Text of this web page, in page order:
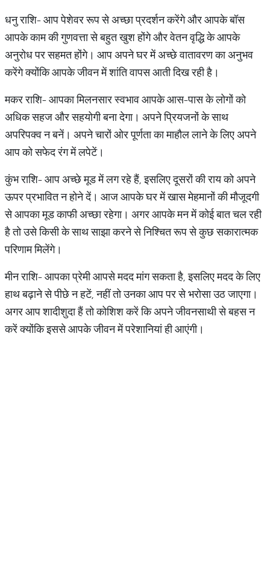
धनु राशि- आप पेशेवर रूप से अच्छा प्रदर्शन करेंगे और आपके बॉस
आपके काम की गुणवत्ता से बहुत खुश होंगे और वेतन वृद्धि के आपके
अनुरोध पर सहमत होंगे। आप अपने घर में अच्छे वातावरण का अनुभव
करेंगे क्योंकि आपके जीवन में शांति वापस आती दिख रही है।
मकर राशि- आपका मिलनसार स्वभाव आपके आस-पास के लोगों को
अधिक सहज और सहयोगी बना देगा। अपने प्रियजनों के साथ
अपरिपक्व न बनें। अपने चारों ओर पूर्णता का माहौल लाने के लिए अपने
आप को सफेद रंग में लपेटें।
कुंभ राशि- आप अच्छे मूड में लग रहे हैं, इसलिए दूसरों की राय को अपने
ऊपर प्रभावित न होने दें। आज आपके घर में खास मेहमानों की मौजूदगी
से आपका मूड काफी अच्छा रहेगा। अगर आपके मन में कोई बात चल रही
है तो उसे किसी के साथ साझा करने से निश्चित रूप से कुछ सकारात्मक
परिणाम मिलेंगे।
मीन राशि- आपका प्रेमी आपसे मदद मांग सकता है, इसलिए मदद के लिए
हाथ बढ़ाने से पीछे न हटें, नहीं तो उनका आप पर से भरोसा उठ जाएगा।
अगर आप शादीशुदा हैं तो कोशिश करें कि अपने जीवनसाथी से बहस न
करें क्योंकि इससे आपके जीवन में परेशानियां ही आएंगी।